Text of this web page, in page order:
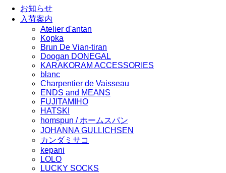
お知らせ
入荷案内
Atelier d'antan
Kopka
Brun De Vian-tiran
Doogan DONEGAL
KARAKORAM ACCESSORIES
blanc
Charpentier de Vaisseau
ENDS and MEANS
FUJITAMIHO
HATSKI
homspun / ホームスパン
JOHANNA GULLICHSEN
カンダミサコ
kepani
LOLO
LUCKY SOCKS